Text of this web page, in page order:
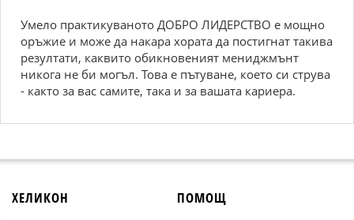
Умело практикуваното ДОБРО ЛИДЕРСТВО е мощно
оръжие и може да накара хората да постигнат такива
резултати, каквито обикновеният мениджмънт
никога не би могъл. Това е пътуване, което си струва
- както за вас самите, така и за вашата кариера.
ХЕЛИКОН ПОМОЩ